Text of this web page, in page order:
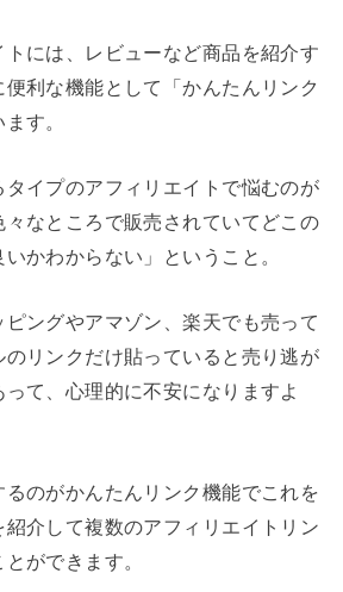
トには、レビューなど商品を紹介す
利な機能として「かんたんリンク
す。
イプのアフィリエイトで悩むのが
々なところで販売されていてどこの
かわからない」ということ。
ングやアマゾン、楽天でも売って
リンクだけ貼っていると売り逃が
て、心理的に不安になりますよ
のがかんたんリンク機能でこれを
介して複数のアフィリエイトリン
ができます。